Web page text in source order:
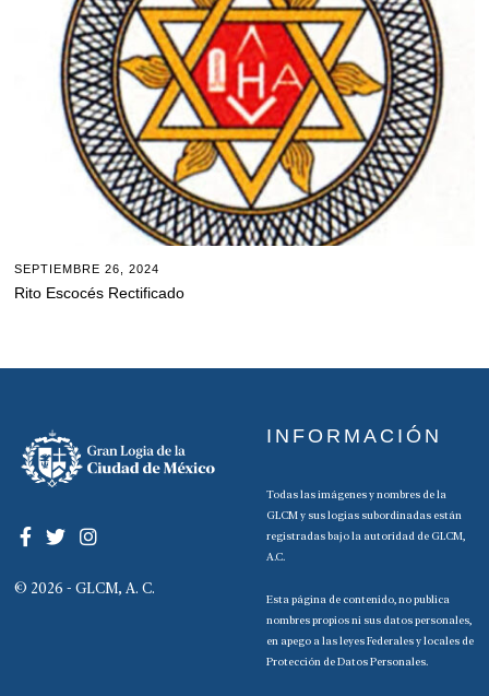
SEPTIEMBRE 26, 2024
Rito Escocés Rectificado
© 2026 - GLCM, A. C.
INFORMACIÓN
Todas las imágenes y nombres de la
GLCM y sus logias subordinadas están
registradas bajo la autoridad de GLCM,
A.C.
Esta página de contenido, no publica
nombres propios ni sus datos personales,
en apego a las leyes Federales y locales de
Protección de Datos Personales.